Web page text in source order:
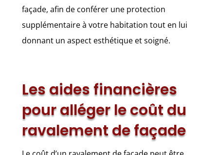
façade, afin de conférer une protection
supplémentaire à votre habitation tout en lui
donnant un aspect esthétique et soigné.
Les aides financières
pour alléger le coût du
ravalement de façade